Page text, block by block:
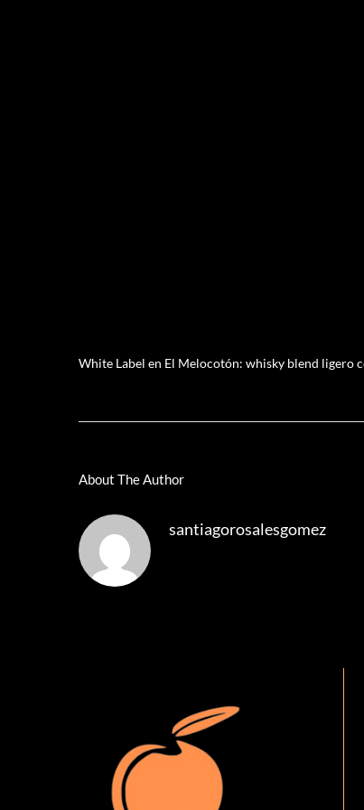
White Label en El Melocotón: whisky blend ligero
About The Author
santiagorosalesgomez